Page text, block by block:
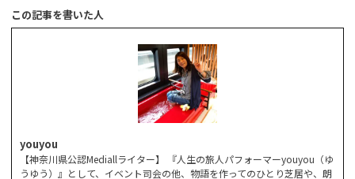
この記事を書いた人
youyou
【神奈川県公認Mediallライター】 『人生の旅人パフォーマーyouyou（ゆ
うゆう）』として、イベント司会の他、物語を作ってのひとり芝居や、朗